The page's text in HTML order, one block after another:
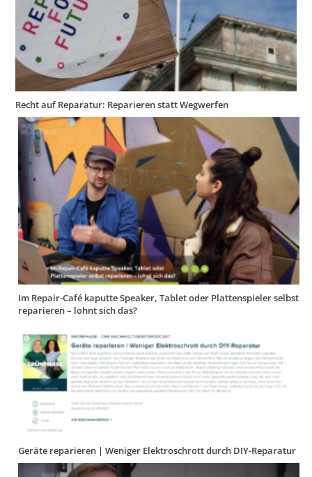
Recht auf Reparatur: Reparieren statt Wegwerfen
Im Repair-Café kaputte Speaker, Tablet oder Plattenspieler selbst
reparieren – lohnt sich das?
Geräte reparieren | Weniger Elektroschrott durch DIY-Reparatur